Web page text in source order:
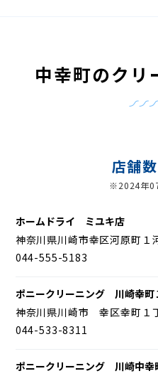
中幸町のクリ
店舗数
※2024年
ホームドライ ミユキ店
神奈川県川崎市幸区河原町１
044-555-5183
ポニークリーニング 川崎幸町
神奈川県川崎市 幸区幸町１
044-533-8311
ポニークリーニング 川崎中幸